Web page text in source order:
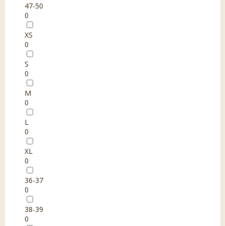
47-50
0
XS
0
S
0
M
0
L
0
XL
0
36-37
0
38-39
0